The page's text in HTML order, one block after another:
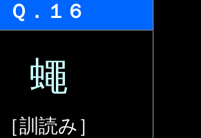
Ｑ．１６
蠅
［訓読み］